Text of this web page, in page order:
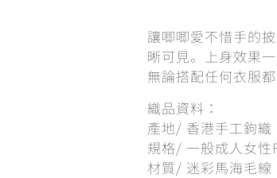
讓唧唧愛不惜手的
晰可見。上身效果
無論搭配任何衣服
織品資料：
產地/ 香港手工鉤織
規格/ 一般成人女性
材質/ 迷彩馬海毛線